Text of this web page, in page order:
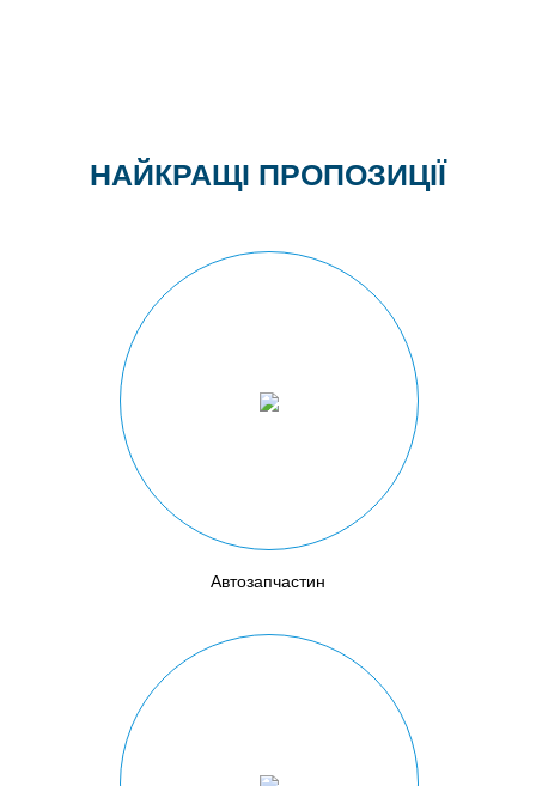
НАЙКРАЩІ ПРОПОЗИЦІЇ
Автозапчастин